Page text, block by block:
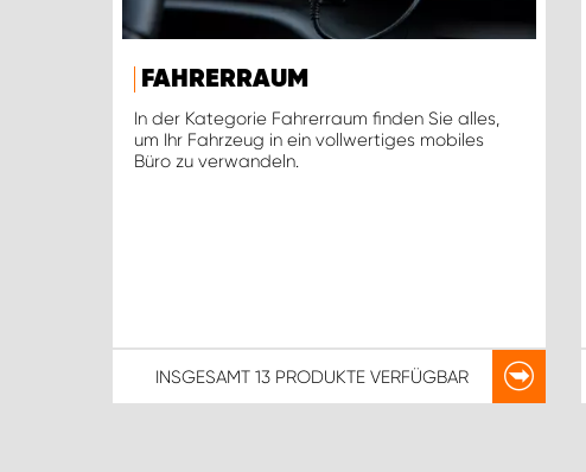
FAHRERRAUM
In der Kategorie Fahrerraum finden Sie alles,
um Ihr Fahrzeug in ein vollwertiges mobiles
Büro zu verwandeln.
INSGESAMT 13 PRODUKTEVERFÜGBAR